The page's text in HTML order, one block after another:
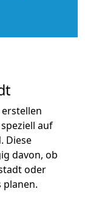
auf
Diese
davon, ob
oder